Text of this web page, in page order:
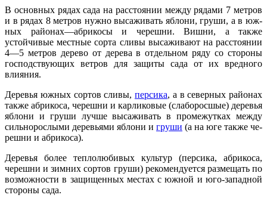
В основных рядах сада на расстоянии между рядами 7 метров
и в рядах 8 метров нужно высаживать яблони, груши, а в юж­
ных районах—абрикосы и черешни. Вишни, а также
устойчивые местные сорта сливы высаживают на расстоянии
4—5 метров де­рево от дерева в отдельном ряду со стороны
господствующих ветров для защиты сада от их вредного
влияния.
Деревья южных сортов сливы, персика, а в северных районах
также абрикоса, че­решни и карликовые (слаборосшые) дере­вья
яблони и груши лучше высаживать в промежутках между
сильнорослыми деревьями яблони и груши (а на юге также че­
решни и абрикоса).
Деревья более теплолюбивых культур (персика, абрикоса,
черешни и зимних сор­тов груши) рекомендуется размещать по
возможности в защищенных местах с южной и юго-западной
стороны сада.